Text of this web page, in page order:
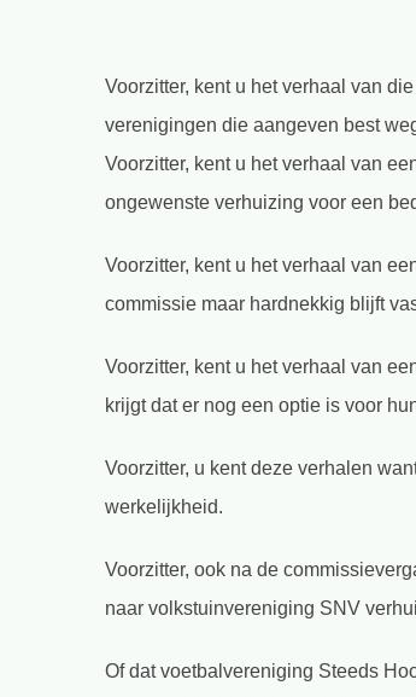
Voorzitter, kent u het verhaal van
verenigingen die aangeven best
Voorzitter, kent u het verhaal van
ongewenste verhuizing voor een
Voorzitter, kent u het verhaal van
commissie maar hardnekkig blijft
Voorzitter, kent u het verhaal van
krijgt dat er nog een optie is voor
Voorzitter, u kent deze verhalen
werkelijkheid.
Voorzitter, ook na de
naar volkstuinvereniging SNV
Of dat voetbalvereniging Steeds